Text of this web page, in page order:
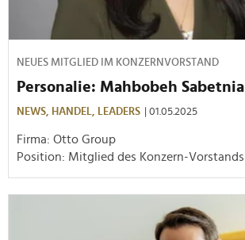
NEUES MITGLIED IM KONZERNVORSTAND
Personalie: Mahbobeh Sabetnia
NEWS, HANDEL, LEADERS | 01.05.2025
Firma: Otto Group
Position: Mitglied des Konzern-Vorstands